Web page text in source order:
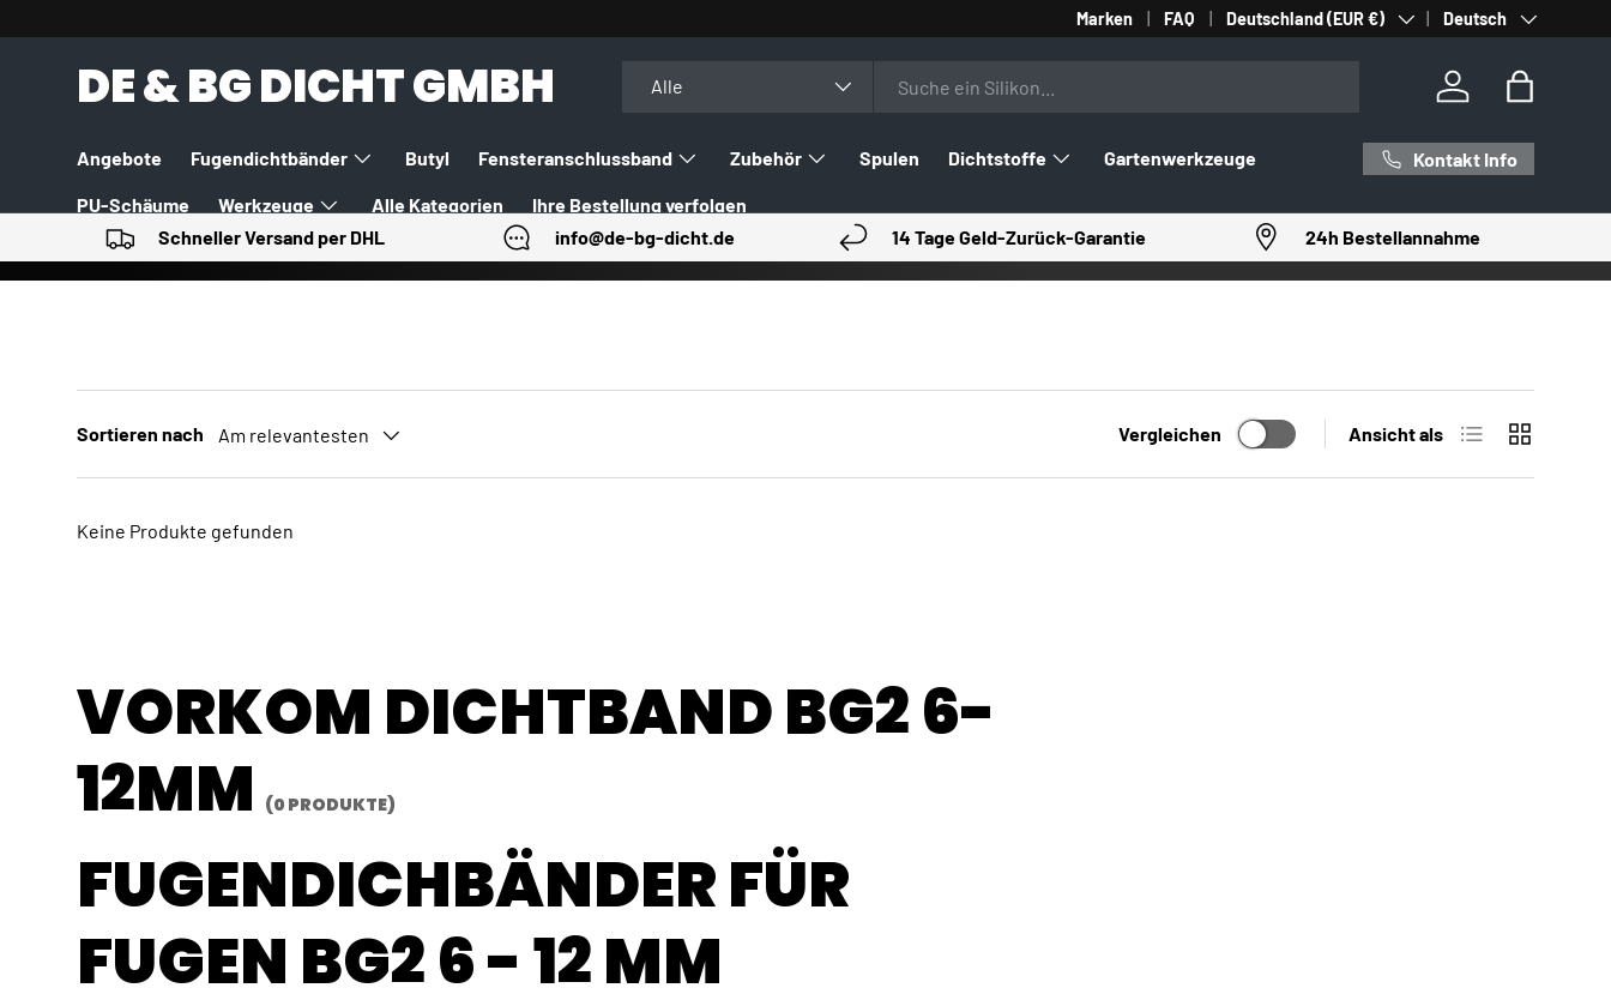
DIREKT ZUM INHALT
Marken FAQ Land/Region
Deutschland (EUR €) SpracheDeutsch
DE & BG DICHT GMBH Alle
Einloggen
Angebote Fugendichtbänder Butyl Fensteranschlussband Zubehör Spulen Dichtstoffe Gartenwerkzeuge
PU-Schäume Werkzeuge Alle Kategorien Ihre Bestellung verfolgen
Kontakt Info
Schneller Versand per DHL info@de-bg-dicht.de 14 Tage Geld-Zurück-Garantie 24h Bestellannahme
Sortieren nach Am relevantesten Vergleichen Ansicht als Produktliste
Keine Produkte gefunden
VORKOM DICHTBAND BG2 6-
12MM (0 PRODUKTE)
FUGENDICHBÄNDER FÜR
FUGEN BG2 6 - 12 MM